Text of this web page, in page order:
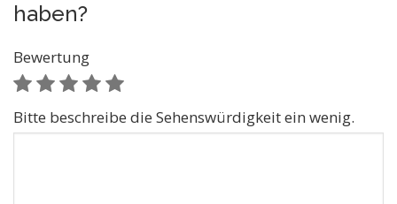
haben?
Bewertung
Bitte beschreibe die Sehenswürdigkeit ein wenig.